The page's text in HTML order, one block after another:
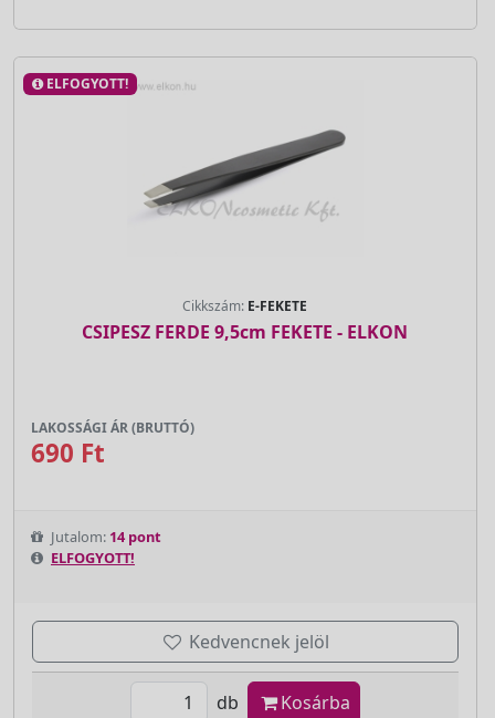
ELFOGYOTT!
Cikkszám: E-FEKETE
CSIPESZ FERDE 9,5cm FEKETE - ELKON
LAKOSSÁGI ÁR (BRUTTÓ)
690 Ft
Jutalom: 14 pont
ELFOGYOTT!
Kedvencnek jelöl
db Kosárba